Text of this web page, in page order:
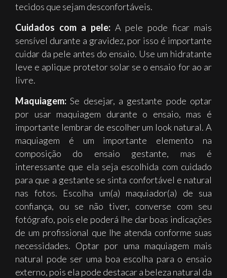
tecidos que sejam desconfortáveis.
Cuidados com a pele:A pele pode ficar mais
sensível durante a gravidez, por isso é importante
cuidar da pele antes do ensaio. Use um hidratante
leve e aplique protetor solar se o ensaio for ao ar
livre.
Maquiagem: Se desejar, a gestante pode optar
por usar maquiagem durante o ensaio, mas é
importante lembrar de escolher um look natural. A
maquiagem é um importante elemento na
composição do ensaio gestante, mas é
interessante que ela seja escolhida com cuidado
para que a gestante se sinta confortável e natural
nas fotos. Escolha um(a) maquiador(a) de sua
confiança, ou se não tiver, converse com seu
fotógrafo, pois ele poderá lhe dar boas indicações
de um profissional que lhe atenda conforme suas
necessidades. Optar por uma maquiagem mais
natural pode ser uma boa escolha para o ensaio
externo, pois ela pode destacar a beleza natural da